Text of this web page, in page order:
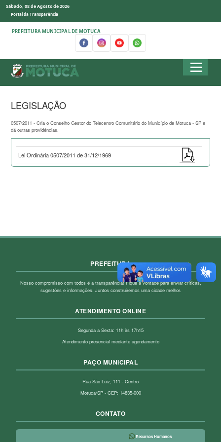
Sábado, 08 de Agosto de 2026
Portal da Transparência
PREFEITURA MUNICIPAL DE MOTUCA
LEGISLAÇÃO
0507/2011 - Cria o Conselho Gestor do Telecentro Comunitário do Município de Motuca - SP e
dá outras providências.
Lei Ordinária 0507/2011 de 31/12/1969
PREFEITURA
Nosso compromisso com todos é a transparência! Fique à vontade para enviar críticas,
sugestões e informações. Juntos construiremos uma cidade melhor.
ATENDIMENTO ONLINE
Segunda a Sexta: 11h às 17h15
Atendimento presencial mediante agendamento
PAÇO MUNICIPAL
Rua São Luiz, 111 - Centro
Motuca/SP - CEP: 14835-000
CONTATO
Recursos Humanos